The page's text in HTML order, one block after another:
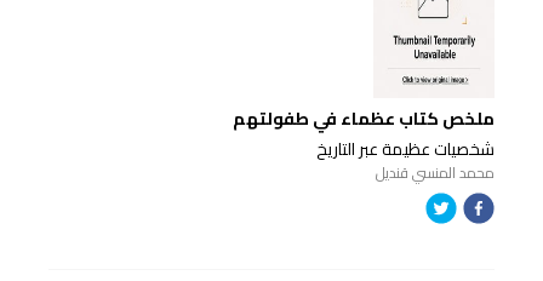
ملخص كتاب عظماء في طفولتهم
شخصيات عظيمة عبر التاريخ
محمد المنسي قنديل